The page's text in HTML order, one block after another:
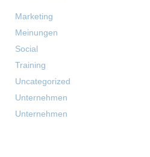
Marketing
Meinungen
Social
Training
Uncategorized
Unternehmen
Unternehmen